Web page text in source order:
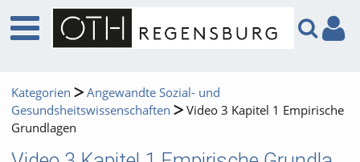
Kategorien
Angewandte Sozial- und
Gesundsheitswissenschaften
Video 3 Kapitel 1 Empirische
Grundlagen